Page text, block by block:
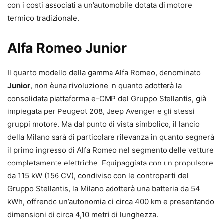
con i costi associati a un’automobile dotata di motore
termico tradizionale.
Alfa Romeo Junior
Il quarto modello della gamma Alfa Romeo, denominato
Junior, non èuna rivoluzione in quanto adotterà la
consolidata piattaforma e-CMP del Gruppo Stellantis, già
impiegata per Peugeot 208, Jeep Avenger e gli stessi
gruppi motore. Ma dal punto di vista simbolico, il lancio
della Milano sarà di particolare rilevanza in quanto segnerà
il primo ingresso di Alfa Romeo nel segmento delle vetture
completamente elettriche. Equipaggiata con un propulsore
da 115 kW (156 CV), condiviso con le controparti del
Gruppo Stellantis, la Milano adotterà una batteria da 54
kWh, offrendo un’autonomia di circa 400 km e presentando
dimensioni di circa 4,10 metri di lunghezza.